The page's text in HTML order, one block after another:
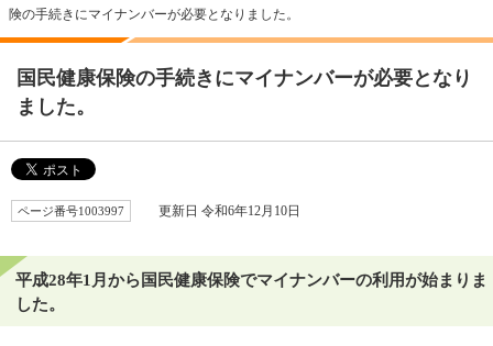
険の手続きにマイナンバーが必要となりました。
国民健康保険の手続きにマイナンバーが必要となり
ました。
ページ番号1003997 更新日 令和6年12月10日
平成28年1月から国民健康保険でマイナンバーの利用が始まりま
した。